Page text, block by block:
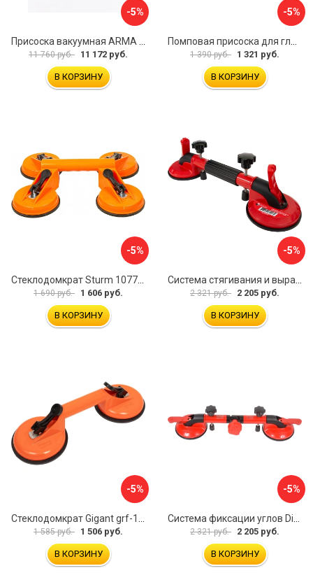
-5%
Присоска вакуумная ARMA P625A
11 760 руб. 11 172 руб.
В КОРЗИНУ
-5%
Помповая присоска для гладкой и шероховатой плитки DLT VST-209 1114
1 390 руб. 1 321 руб.
В КОРЗИНУ
-5%
1 690 руб. 1 606 руб.
В КОРЗИНУ
-5%
2 321 руб. 2 205 руб.
В КОРЗИНУ
-5%
1 585 руб. 1 506 руб.
В КОРЗИНУ
-5%
2 321 руб. 2 205 руб.
В КОРЗИНУ